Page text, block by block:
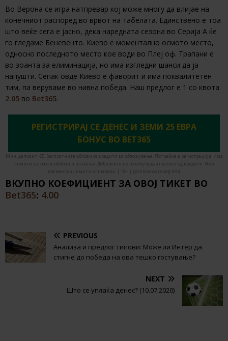
Во Верона се игра натпревар кој може многу да влијае на
конечниот распоред во врвот на табелата. Единствено е тоа
што веќе сега е јасно, дека наредната сезона во Серија А ќе
го гледаме Беневенто. Киево е моментално осмото место,
односно последното место кое води во Плеј оф. Трапани е
во зоанта за елиминација, но има изгледни шанси да ја
напушти. Сепак овде Киево е фаворит и има поквалитетен
тим, па веруваме во нивна победа. Наш предлог е 1 со квота
2.05 во Bet365.
РЕГИСТРИРАЈ СЕ ДЕНЕС И ЗЕМИ 25 ЕВРА
БОНУС ВО BET365
Мин. депозит: €5. Бесплатните облози се кредити за обложување. Потребна е регистрација. Има
лимити за квоти, облози и плаќање. Добивките не го вклучуваат влогот од кредити. Има
временски лимити и правила. | 18+ | gambleaware.org #Ad
ВКУПНО КОЕФИЦИЕНТ ЗА ОВОЈ ТИКЕТ ВО
Bet365: 4.00
PREVIOUS
Анализа и предлог типови: Може ли Интер да
стигне до победа на ова тешко гостување?
NEXT
Што се уплаќа денес? (10.07.2020)